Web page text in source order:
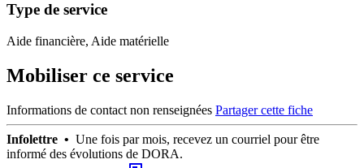
Type de service
Aide financière, Aide matérielle
Mobiliser ce service
Informations de contact non renseignées Partager cette fiche
Infolettre • Une fois par mois, recevez un courriel pour être
informé des évolutions de DORA.